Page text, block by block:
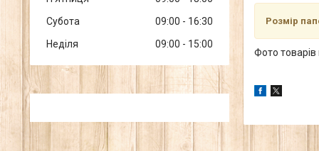
Розмір
Фото товарів
Субота
09:00
16:30
Неділя
09:00 15:00